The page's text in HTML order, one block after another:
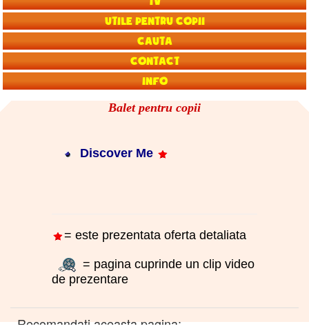
Utile pentru copii
Cauta
Contact
Info
Balet pentru copii
Discover Me
= este prezentata oferta detaliata
= pagina cuprinde un clip video
de prezentare
Recomandati aceasta pagina: